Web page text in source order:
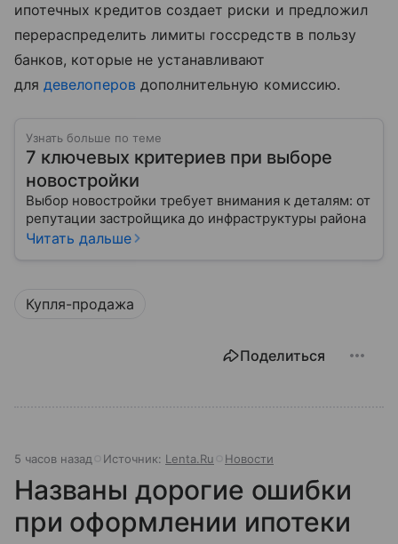
ипотечных кредитов создает риски и предложил
перераспределить лимиты госсредств в пользу
банков, которые не устанавливают
длядевелоперов дополнительную комиссию.
Узнать больше по теме
7 ключевых критериев при выборе
новостройки
Выбор новостройки требует внимания к деталям: от
репутации застройщика до инфраструктуры района
Читать дальше
Купля-продажа
Поделиться
5 часов назад Источник: Lenta.Ru Новости
Названы дорогие ошибки
при оформлении ипотеки